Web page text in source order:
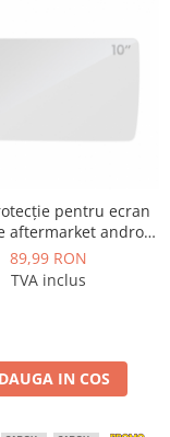
pentru ecran
aftermarket android
inch - AD-BGCF10
89,99 RON
TVA inclus
IN COS